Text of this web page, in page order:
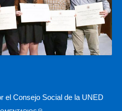
el Consejo Social de la UNED